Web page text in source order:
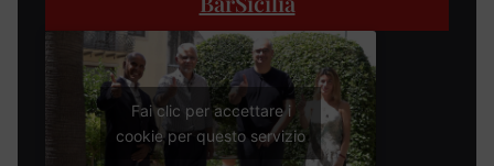
Fai clic per accettare i
cookie per questo servizio